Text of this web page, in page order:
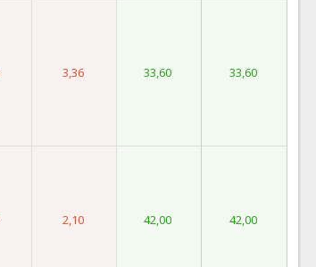
3,36 33,60 33,60
2,10 42,00 42,00